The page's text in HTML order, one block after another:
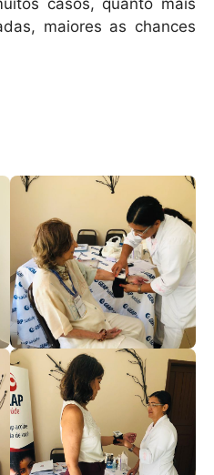
maiores as chances